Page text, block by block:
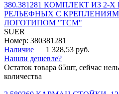
380.381281 КОМПЛЕКТ ИЗ 2-
РЕЛЬЕФНЫХ С
ЛОГОТИПОМ "ТСМ"
SUER
Номер: 380381281
Наличие
1 328,53 руб.
Нашли дешевле?
Остаток товара 65шт, сейчас
количества